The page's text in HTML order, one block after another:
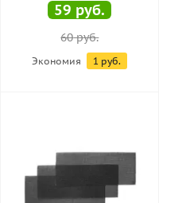
59 руб.
60руб.
Экономия 1 руб.